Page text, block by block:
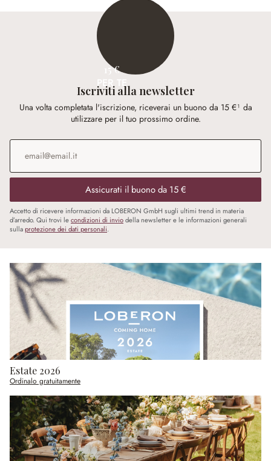
15 €
PER TE
Iscriviti alla newsletter
Una volta completata l'iscrizione, riceverai un buono da 15 €¹ da
utilizzare per il tuo prossimo ordine.
Indirizzo e-mail
Assicurati il buono da 15 €
Accetto di ricevere informazioni da LOBERON GmbH sugli ultimi trend in materia
d’arredo. Qui trovi lecondizioni di inviodella newsletter e le informazioni generali
sullaprotezione dei dati personali.
Estate 2026
Ordinalo gratuitamente